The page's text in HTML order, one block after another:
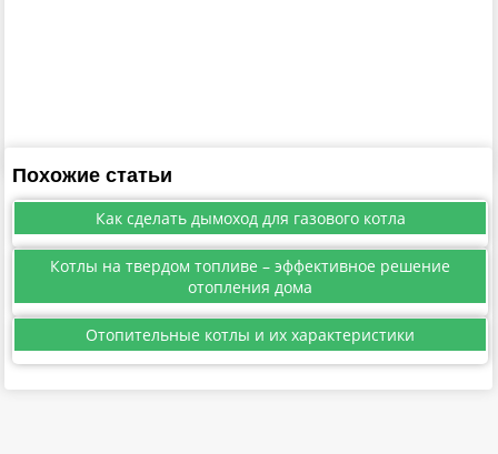
Похожие статьи
Как сделать дымоход для газового котла
Котлы на твердом топливе – эффективное решение
отопления дома
Отопительные котлы и их характеристики